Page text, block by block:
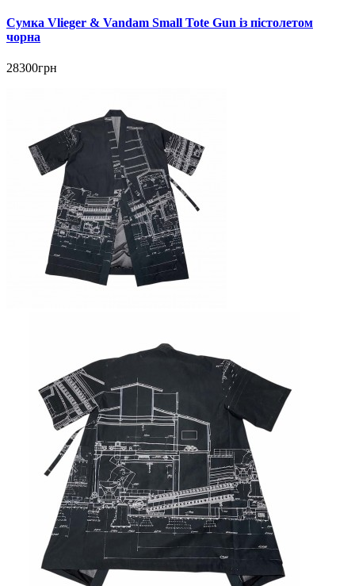
Сумка Vlieger & Vandam Small Tote Gun із пістолетом
чорна
28300грн